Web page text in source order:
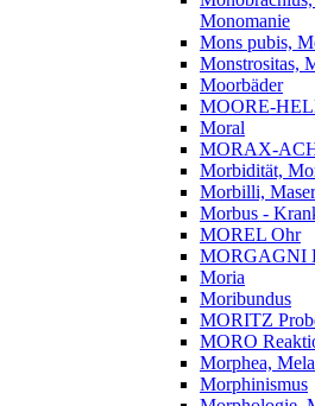
Monomanie
Mons pubis,
Monstrositas,
Moorbäder
MOORE-
Moral
MORAX-
Morbidität,
Morbilli,
Morbus -
MOREL Ohr
MORGAGNI
Moria
Moribundus
MORITZ
MORO
Morphea,
Morphinismus